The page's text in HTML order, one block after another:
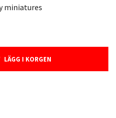
miniatures
LÄGG I KORGEN